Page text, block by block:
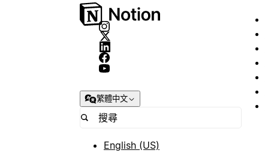
繁體中文
English (US)